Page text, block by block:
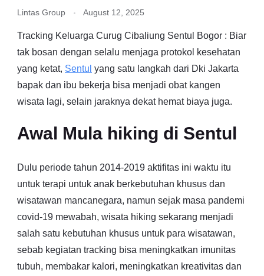
Lintas Group August 12, 2025
Tracking Keluarga Curug Cibaliung Sentul Bogor : Biar
tak bosan dengan selalu menjaga protokol kesehatan
yang ketat, Sentul yang satu langkah dari Dki Jakarta
bapak dan ibu bekerja bisa menjadi obat kangen
wisata lagi, selain jaraknya dekat hemat biaya juga.
Awal Mula hiking di Sentul
Dulu periode tahun 2014-2019 aktifitas ini waktu itu
untuk terapi untuk anak berkebutuhan khusus dan
wisatawan mancanegara, namun sejak masa pandemi
covid-19 mewabah, wisata hiking sekarang menjadi
salah satu kebutuhan khusus untuk para wisatawan,
sebab kegiatan tracking bisa meningkatkan imunitas
tubuh, membakar kalori, meningkatkan kreativitas dan